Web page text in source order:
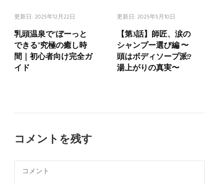
更新日: 2025年12月22日
乳頭温泉で“ぼーっと
できる”究極の癒し時
間｜初心者向け完全ガ
イド
更新日: 2025年5月10日
【第3話】師匠、涙の
シャンプー選び編 〜
頭はボディソープ派!?
湯上がりの真実〜
コメントを残す